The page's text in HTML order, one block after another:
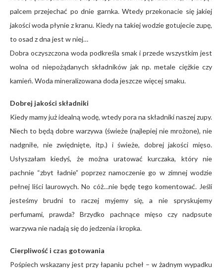
palcem przejechać po dnie garnka. Wtedy przekonacie się jakiej
jakości woda płynie z kranu. Kiedy na takiej wodzie gotujecie zupę,
to osad z dna jest w niej…
Dobra oczyszczona woda podkreśla smak i przede wszystkim jest
wolna od niepożądanych składników jak np. metale ciężkie czy
kamień. Woda mineralizowana doda jeszcze więcej smaku.
Dobrej jakości składniki
Kiedy mamy już idealną wodę, wtedy pora na składniki naszej zupy.
Niech to będą dobre warzywa (świeże (najlepiej nie mrożone), nie
nadgniłe, nie zwiędnięte, itp.) i świeże, dobrej jakości mięso.
Usłyszałam kiedyś, że można uratować kurczaka, który nie
pachnie “zbyt ładnie” poprzez namoczenie go w zimnej wodzie
pełnej liści laurowych. No cóż…nie będę tego komentować. Jeśli
jesteśmy brudni to raczej myjemy się, a nie spryskujemy
perfumami, prawda? Brzydko pachnące mięso czy nadpsute
warzywa nie nadają się do jedzenia i kropka.
Cierpliwość i czas gotowania
Pośpiech wskazany jest przy łapaniu pcheł – w żadnym wypadku